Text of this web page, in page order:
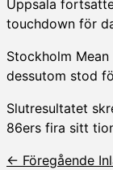
Uppsala
touchdown för
Stockholm
dessutom stod
Slutresultatet
86ers fira sitt
← Föregående